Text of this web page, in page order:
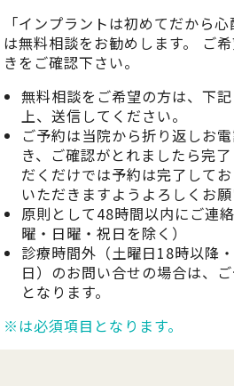
「インプラントは初めてだから
は無料相談をお勧めします。 ご
きをご確認下さい。
無料相談をご希望の方は、下
上、送信してください。
ご予約は当院から折り返しお
き、ご確認がとれましたら完
だくだけでは予約は完了して
いただきますようよろしくお願
原則として48時間以内にご連
曜・日曜・祝日を除く）
診療時間外（土曜日18時以降
日）のお問い合せの場合は、
となります。
※は必須項目となります。